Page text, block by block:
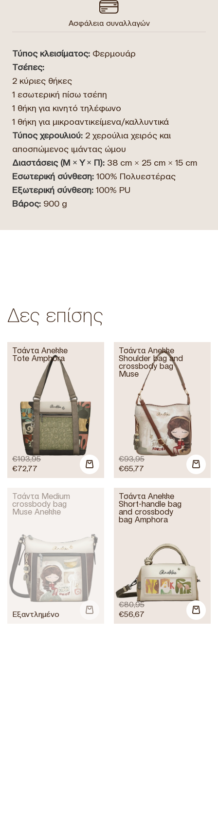
Ασφάλεια συναλλαγών
Τύπος κλεισίματος: Φερμουάρ
Τσέπες:
2 κύριες θήκες
1 εσωτερική πίσω τσέπη
1 θήκη για κινητό τηλέφωνο
1 θήκη για μικροαντικείμενα/καλλυντικά
Τύπος χερουλιού: 2 χερούλια χειρός και
αποσπώμενος ιμάντας ώμου
Διαστάσεις (Μ × Υ × Π): 38 cm × 25 cm × 15 cm
Εσωτερική σύνθεση: 100% Πολυεστέρας
Εξωτερική σύνθεση: 100% PU
Βάρος: 900 g
Δες επίσης
Τσάντα Anekke
Tote Amphora
€103,95
€72,77
Τσάντα Anekke
Shoulder bag and
crossbody bag
Muse
€93,95
€65,77
Τσάντα Medium
crossbody bag
Muse Anekke
Τσάντα Anekke
Short-handle bag
and crossbody
bag Amphora
€80,95
€56,67